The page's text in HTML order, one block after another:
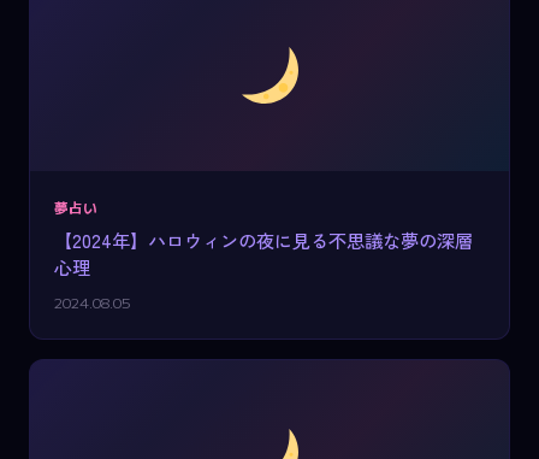
夢占い
【2024年】ハロウィンの夜に見る不思議な夢の深層
心理
2024.08.05